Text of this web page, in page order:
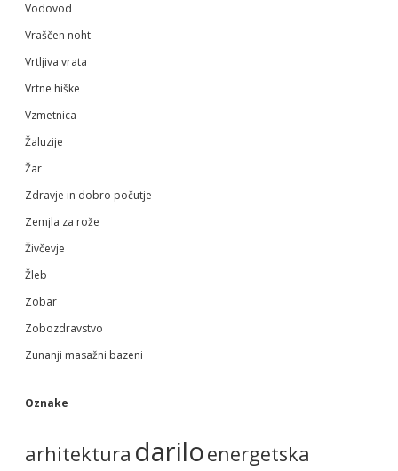
Vodovod
Vraščen noht
Vrtljiva vrata
Vrtne hiške
Vzmetnica
Žaluzije
Žar
Zdravje in dobro počutje
Zemjla za rože
Živčevje
Žleb
Zobar
Zobozdravstvo
Zunanji masažni bazeni
Oznake
arhitektura dariloenergetska